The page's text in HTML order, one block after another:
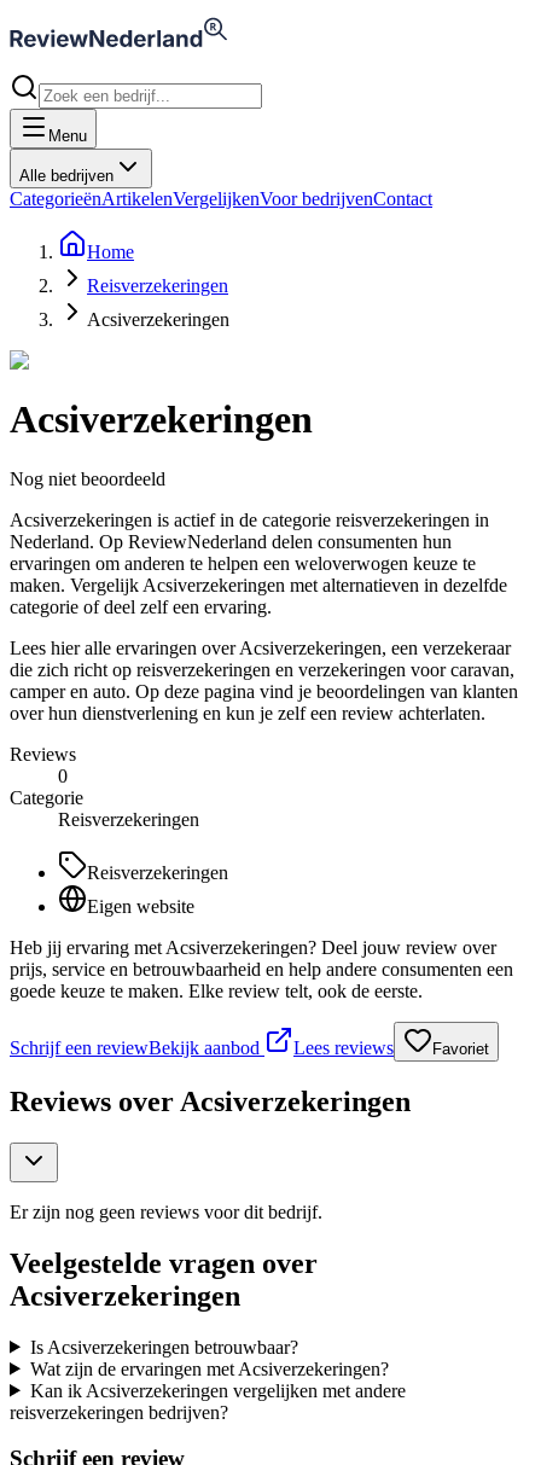
Menu
Alle bedrijven
CategorieënArtikelenVergelijkenVoor bedrijvenContact
Home
Reisverzekeringen
Acsiverzekeringen
Acsiverzekeringen
Nog niet beoordeeld
Acsiverzekeringen is actief in de categorie reisverzekeringen in
Nederland. Op ReviewNederland delen consumenten hun
ervaringen om anderen te helpen een weloverwogen keuze te
maken. Vergelijk Acsiverzekeringen met alternatieven in dezelfde
categorie of deel zelf een ervaring.
Lees hier alle ervaringen over Acsiverzekeringen, een verzekeraar
die zich richt op reisverzekeringen en verzekeringen voor caravan,
camper en auto. Op deze pagina vind je beoordelingen van klanten
over hun dienstverlening en kun je zelf een review achterlaten.
Reviews
0
Categorie
Reisverzekeringen
Reisverzekeringen
Eigen website
Heb jij ervaring met Acsiverzekeringen? Deel jouw review over
prijs, service en betrouwbaarheid en help andere consumenten een
goede keuze te maken. Elke review telt, ook de eerste.
Schrijf een reviewBekijk aanbod Lees reviews Favoriet
Reviews over Acsiverzekeringen
Er zijn nog geen reviews voor dit bedrijf.
Veelgestelde vragen over
Acsiverzekeringen
Is Acsiverzekeringen betrouwbaar?
Wat zijn de ervaringen met Acsiverzekeringen?
Kan ik Acsiverzekeringen vergelijken met andere
reisverzekeringen bedrijven?
Schrijf een review